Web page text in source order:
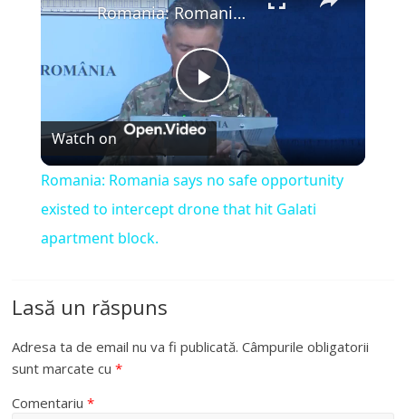
P
l
a
Romania: Romania says no safe opportunity existed to intercept drone that hit Galati apartment block.
Watch on
Romania: Romania says no safe opportunity
existed to intercept drone that hit Galati
apartment block.
Lasă un răspuns
Adresa ta de email nu va fi publicată. Câmpurile obligatorii
sunt marcate cu*
Comentariu*